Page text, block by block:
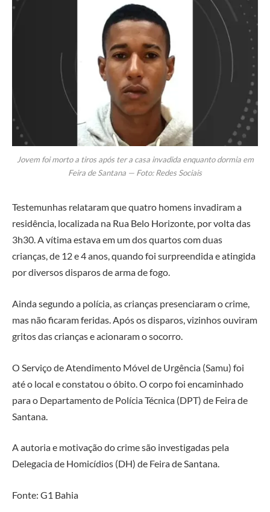
Jovem foi morto a tiros após ter a casa invadida enquanto dormia em
Feira de Santana — Foto: Redes Sociais
Testemunhas relataram que quatro homens invadiram a
residência, localizada na Rua Belo Horizonte, por volta das
3h30. A vítima estava em um dos quartos com duas
crianças, de 12 e 4 anos, quando foi surpreendida e atingida
por diversos disparos de arma de fogo.
Ainda segundo a polícia, as crianças presenciaram o crime,
mas não ficaram feridas. Após os disparos, vizinhos ouviram
gritos das crianças e acionaram o socorro.
O Serviço de Atendimento Móvel de Urgência (Samu) foi
até o local e constatou o óbito. O corpo foi encaminhado
para o Departamento de Polícia Técnica (DPT) de Feira de
Santana.
A autoria e motivação do crime são investigadas pela
Delegacia de Homicídios (DH) de Feira de Santana.
Fonte: G1 Bahia